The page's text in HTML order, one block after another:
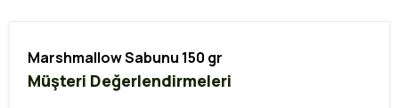
Marshmallow Sabunu 150 gr
Müşteri Değerlendirmeleri